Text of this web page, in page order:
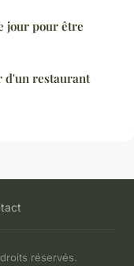
jour pour être
d'un restaurant
réservés.